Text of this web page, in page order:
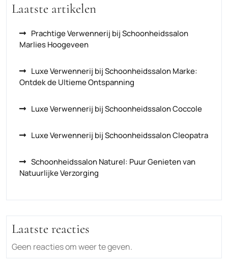
Laatste artikelen
Prachtige Verwennerij bij Schoonheidssalon
Marlies Hoogeveen
Luxe Verwennerij bij Schoonheidssalon Marke:
Ontdek de Ultieme Ontspanning
Luxe Verwennerij bij Schoonheidssalon Coccole
Luxe Verwennerij bij Schoonheidssalon Cleopatra
Schoonheidssalon Naturel: Puur Genieten van
Natuurlijke Verzorging
Laatste reacties
Geen reacties om weer te geven.